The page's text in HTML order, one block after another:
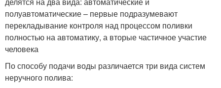
полуавтоматические – первые подразумевают
перекладывание контроля над процессом поливки
полностью на автоматику, а вторые частичное участие
человека
По способу подачи воды различается три вида систем
неручного полива: